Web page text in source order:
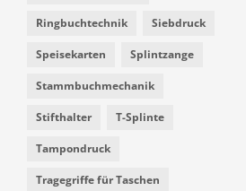
Ringbuchtechnik Siebdruck
Speisekarten Splintzange
Stammbuchmechanik
Stifthalter T-Splinte
Tampondruck
Tragegriffe für Taschen